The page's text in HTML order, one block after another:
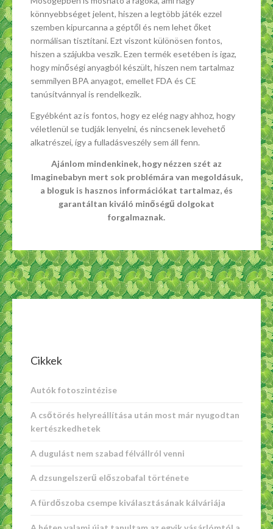
könnyebbséget jelent, hiszen a legtöbb játék ezzel
szemben kipurcanna a géptől és nem lehet őket
normálisan tisztítani. Ezt viszont különösen fontos,
hiszen a szájukba veszik. Ezen termék esetében is igaz,
hogy minőségi anyagból készült, hiszen nem tartalmaz
semmilyen BPA anyagot, emellet FDA és CE
tanúsítvánnyal is rendelkezik.
Egyébként az is fontos, hogy ez elég nagy ahhoz, hogy
véletlenül se tudják lenyelni, és nincsenek levehető
alkatrészei, így a fulladásveszély sem áll fenn.
Ajánlom mindenkinek, hogy nézzen szét az
Imaginebabyn mert sok problémára van megoldásuk,
a bloguk is hasznos információkat tartalmaz, és
garantáltan kiváló minőségű dolgokat
forgalmaznak.
Cikkek
Autók fotoszintézise
A csőtörés helyreállítása után most már nyugodtan
kertészkedhetek
A dugulást nem szabad félvállról venni
A dzsungelszerű előszobafal története
A fürdőszoba csempe kiválasztásának kálváriája